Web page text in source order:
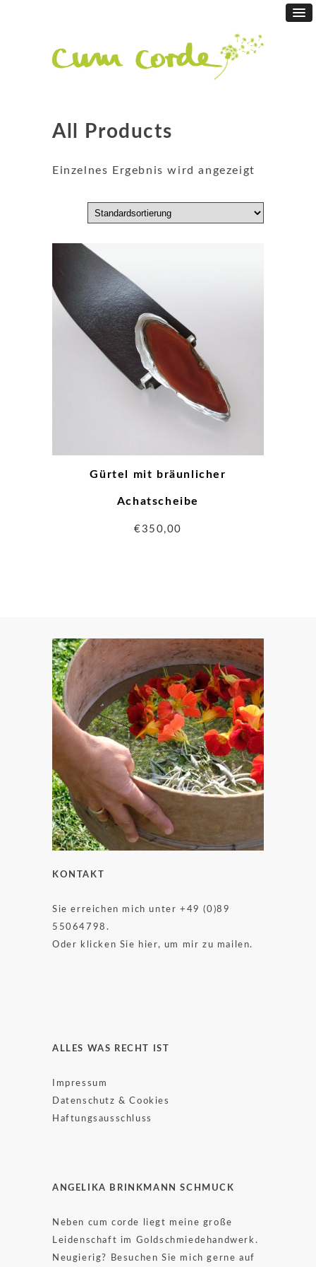
All Products
Einzelnes Ergebnis wird angezeigt
Gürtel mit bräunlicher
Achatscheibe
€350,00
KONTAKT
Sie erreichen mich unter +49 (0)89
55064798.
Oder klicken Sie hier, um mir zu mailen.
ALLES WAS RECHT IST
Impressum
Datenschutz & Cookies
Haftungsausschluss
ANGELIKA BRINKMANN SCHMUCK
Neben cum corde liegt meine große
Leidenschaft im Goldschmiedehandwerk.
Neugierig? Besuchen Sie mich gerne auf